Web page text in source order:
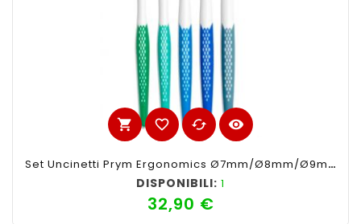
shopping_cart favorite_border cached visibility
Set Uncinetti Prym Ergonomics Ø7mm/Ø8mm/Ø9mm/Ø10mm/Ø12mm
DISPONIBILI: 1
32,90 €Prezzo